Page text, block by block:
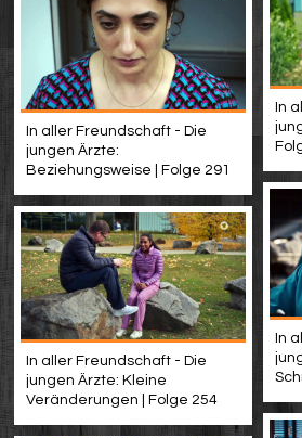
In
In aller Freundschaft - Die
jungen Ärzte:
Beziehungsweise | Folge 291
In
In aller Freundschaft - Die
jungen Ärzte: Kleine
Veränderungen | Folge 254